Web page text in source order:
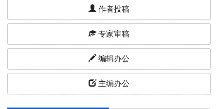
作者投稿
专家审稿
编辑办公
主编办公